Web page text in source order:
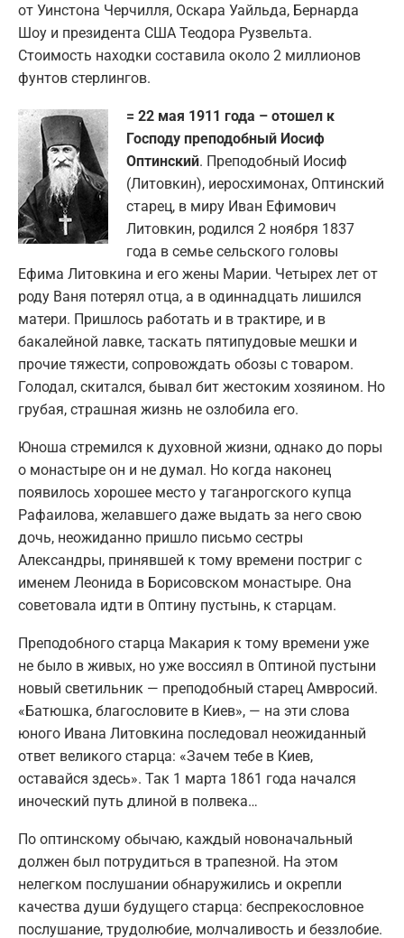
от Уинстона Черчилля, Оскара Уайльда, Бернарда
Шоу и президента США Теодора Рузвельта.
Стоимость находки составила около 2 миллионов
фунтов стерлингов.
= 22 мая 1911 года – отошел к
Господу преподобный Иосиф
Оптинский. Преподобный Иосиф
(Литовкин), иеросхимонах, Оптинский
старец, в миру Иван Ефимович
Литовкин, родился 2 ноября 1837
года в семье сельского головы
Ефима Литовкина и его жены Марии. Четырех лет от
роду Ваня потерял отца, а в одиннадцать лишился
матери. Пришлось работать и в трактире, и в
бакалейной лавке, таскать пятипудовые мешки и
прочие тяжести, сопровождать обозы с товаром.
Голодал, скитался, бывал бит жестоким хозяином. Но
грубая, страшная жизнь не озлобила его.
Юноша стремился к духовной жизни, однако до поры
о монастыре он и не думал. Но когда наконец
появилось хорошее место у таганрогского купца
Рафаилова, желавшего даже выдать за него свою
дочь, неожиданно пришло письмо сестры
Александры, принявшей к тому времени постриг с
именем Леонида в Борисовском монастыре. Она
советовала идти в Оптину пустынь, к старцам.
Преподобного старца Макария к тому времени уже
не было в живых, но уже воссиял в Оптиной пустыни
новый светильник — преподобный старец Амвросий.
«Батюшка, благословите в Киев», — на эти слова
юного Ивана Литовкина последовал неожиданный
ответ великого старца: «Зачем тебе в Киев,
оставайся здесь». Так 1 марта 1861 года начался
иноческий путь длиной в полвека…
По оптинскому обычаю, каждый новоначальный
должен был потрудиться в трапезной. На этом
нелегком послушании обнаружились и окрепли
качества души будущего старца: беспрекословное
послушание, трудолюбие, молчаливость и беззлобие.